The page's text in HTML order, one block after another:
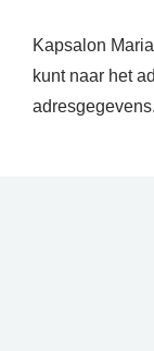
Kapsalon
kunt naar het
adresgegevens.